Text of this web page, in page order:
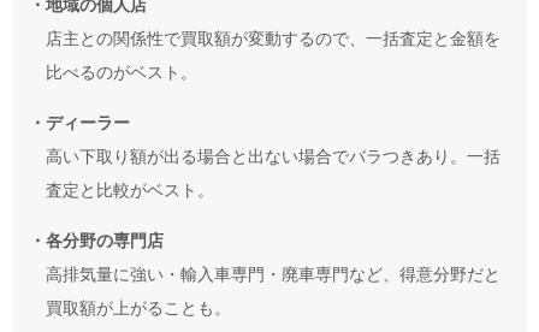
店主との関係性で買取額が変動するので、一括査定と金額を
比べるのがベスト。
・ディーラー
高い下取り額が出る場合と出ない場合でバラつきあり。一括
査定と比較がベスト。
・各分野の専門店
高排気量に強い・輸入車専門・廃車専門など、得意分野だと
買取額が上がることも。